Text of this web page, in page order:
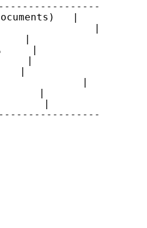
|
|
|
も     |
|
|
|
|
|